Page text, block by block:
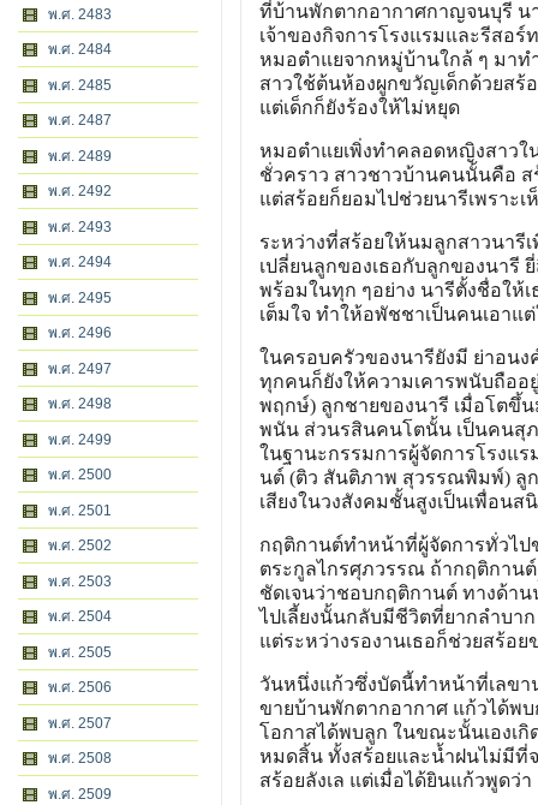
พ.ศ. 2483
พ.ศ. 2484
พ.ศ. 2485
พ.ศ. 2487
พ.ศ. 2489
พ.ศ. 2492
พ.ศ. 2493
พ.ศ. 2494
พ.ศ. 2495
พ.ศ. 2496
พ.ศ. 2497
พ.ศ. 2498
พ.ศ. 2499
พ.ศ. 2500
พ.ศ. 2501
พ.ศ. 2502
พ.ศ. 2503
พ.ศ. 2504
พ.ศ. 2505
พ.ศ. 2506
พ.ศ. 2507
พ.ศ. 2508
พ.ศ. 2509
ที่บ้านพักตากอากาศกาญจนบุรี น
เจ้าของกิจการโรงแรมและรีสอ
หมอตำแยจากหมู่บ้านใกล้ ๆ มา
สาวใช้ต้นห้องผูกขวัญเด็กด้วยสร้
แต่เด็กก็ยังร้องให้ไม่หยุด
หมอตำแยเพิ่งทำคลอดหญิงสาวใ
ชั่วคราว สาวชาวบ้านคนนั้นคือ ส
แต่สร้อยก็ยอมไปช่วยนารีเพราะเ
ระหว่างที่สร้อยให้นมลูกสาวนารี
เปลี่ยนลูกของเธอกับลูกของนารี
พร้อมในทุก ๆอย่าง นารีตั้งชื่อให้
เต็มใจ ทำให้อพัชชาเป็นคนเอาแ
ในครอบครัวของนารียังมี ย่าอน
ทุกคนก็ยังให้ความเคารพนับถือ
พฤกษ์) ลูกชายของนารี เมื่อโตขึ้
พนัน ส่วนรสินคนโตนั้น เป็นคนสุ
ในฐานะกรรมการผู้จัดการโรงแร
นต์ (ติว สันติภาพ สุวรรณพิมพ์) ลู
เสียงในวงสังคมชั้นสูงเป็นเพื่อนส
กฤติกานต์ทำหน้าที่ผู้จัดการทั่วไป
ตระกูลไกรศุภวรรณ ถ้ากฤติกาน
ชัดเจนว่าชอบกฤติกานต์ ทางด้า
ไปเลี้ยงนั้นกลับมีชีวิตที่ยากลำบา
แต่ระหว่างรองานเธอก็ช่วยสร้อ
วันหนึ่งแก้วซึ่งบัดนี้ทำหน้าที่เลขา
ขายบ้านพักตากอากาศ แก้วได้พบ
โอกาสได้พบลูก ในขณะนั้นเองเ
หมดสิ้น ทั้งสร้อยและน้ำฝนไม่มีที่
สร้อยลังเล แต่เมื่อได้ยินแก้วพูดว่